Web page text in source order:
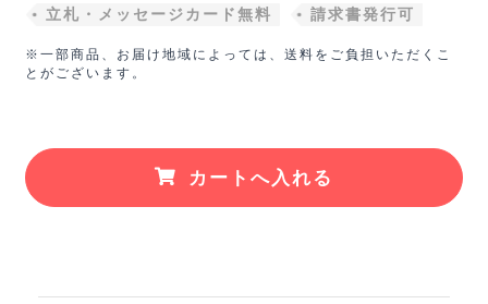
立札・メッセージカード無料
請求書発行可
※一部商品、お届け地域によっては、送料をご負担いただくこ
とがございます。
カートへ入れる